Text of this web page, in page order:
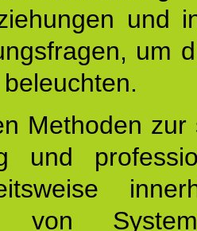
und
um
Methoden zur
und
von